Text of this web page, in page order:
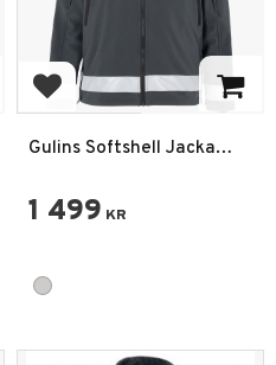
Lägg till i favoriter
Gulins Softshell Jacka
1 499 KR